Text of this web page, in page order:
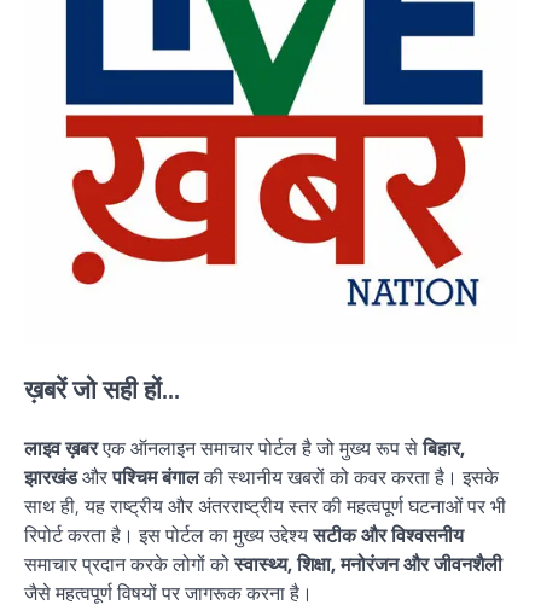
ख़बरें जो सही हों...
लाइव ख़बरएक ऑनलाइन समाचार पोर्टल है जो मुख्य रूप सेबिहार,
झारखंडऔरपश्चिम बंगालकी स्थानीय खबरों को कवर करता है। इसके
साथ ही, यह राष्ट्रीय और अंतरराष्ट्रीय स्तर की महत्वपूर्ण घटनाओं पर भी
रिपोर्ट करता है। इस पोर्टल का मुख्य उद्देश्यसटीक और विश्वसनीय
समाचार प्रदान करके लोगों कोस्वास्थ्य, शिक्षा, मनोरंजन और जीवनशैली
जैसे महत्वपूर्ण विषयों पर जागरूक करना है।